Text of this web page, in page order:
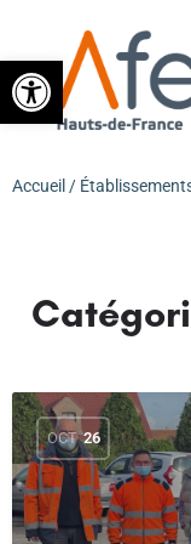
Ouvrir la
Accueil /
OCT 26